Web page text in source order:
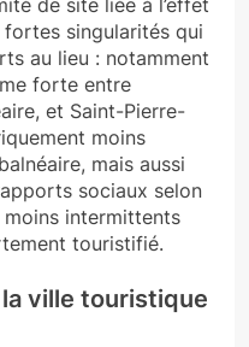
fortes singularités qui
au lieu : notamment
forte entre
et Saint-Pierre-
moins
mais aussi
sociaux selon
moins intermittents
touristifié.
ville touristique